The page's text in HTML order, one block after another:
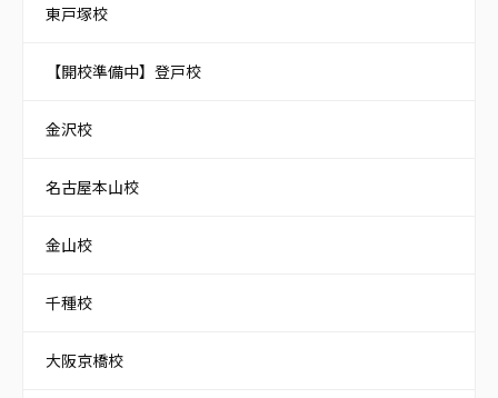
東戸塚校
【開校準備中】登戸校
金沢校
名古屋本山校
金山校
千種校
大阪京橋校